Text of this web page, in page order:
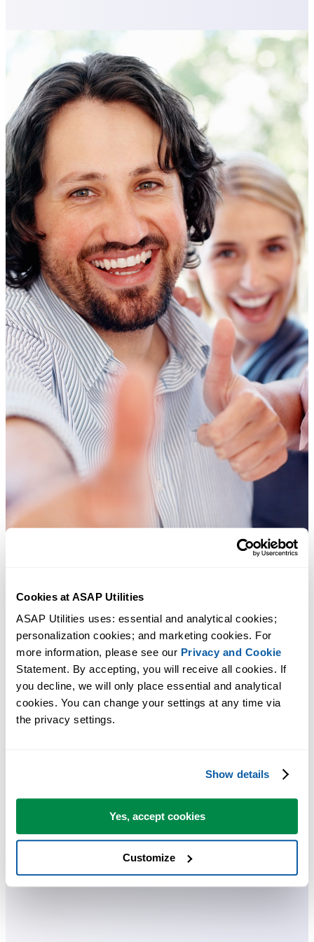
Cookies at ASAP Utilities
ASAP Utilities uses: essential and analytical cookies;
personalization cookies; and marketing cookies. For
more information, please see our Privacy and Cookie
Statement. By accepting, you will receive all cookies. If
you decline, we will only place essential and analytical
cookies. You can change your settings at any time via
the privacy settings.
Show details
Yes, accept cookies
Customize
Praktische Tools, die viele Excel-Nutzer in Excel vermissen.
Zeit sparen in Excel. Schnell und einfach.
ASAP Utilities hilft Ihnen, Zeit zu sparen und Dinge zu tun, die mit
Excel allein nicht möglich sind.
Die meisten Nutzer beginnen mit wenigen Tools. Viele nutzen
ASAP Utilities schließlich täglich.
Vertraut von Teams in über 28.500 Organisationen.